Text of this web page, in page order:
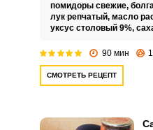
помидоры свежие,
лук репчатый, масло
уксус столовый 9%,
90 мин
СМОТРЕТЬ РЕЦЕПТ